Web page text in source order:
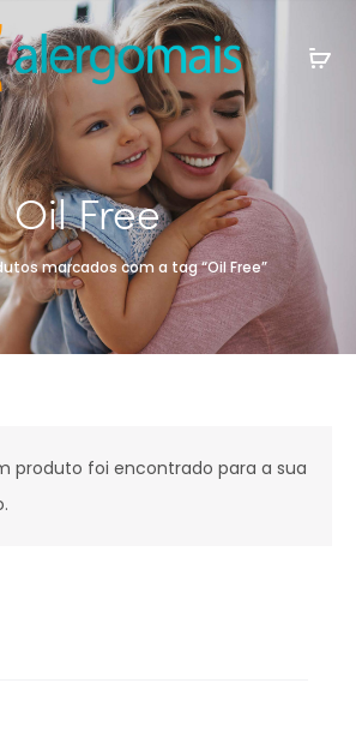
Oil Free
marcados com a tag “Oil Free”
produto foi encontrado para a sua